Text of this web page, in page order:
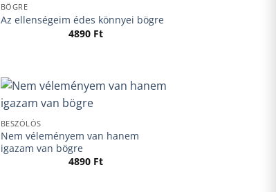
BÖGRE
Az ellenségeim édes könnyei bögre
4890 Ft
BESZÓLÓS
Nem véleményem van hanem
igazam van bögre
4890 Ft